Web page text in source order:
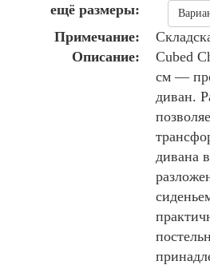
ещё размеры:
Примечание:
Описание:
Cubed
см —
диван.
дивана